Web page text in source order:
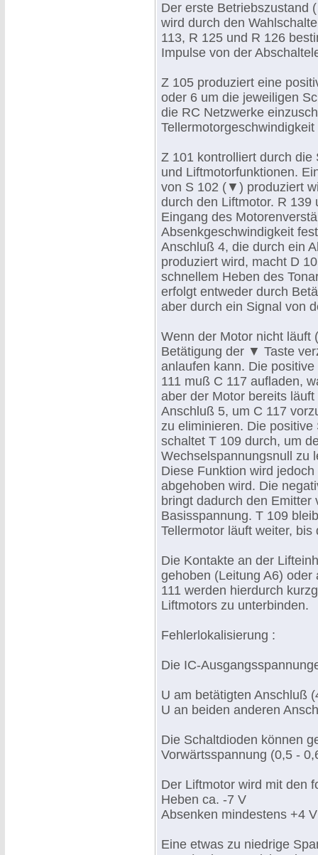
Der erste
wird durch den
113, R 125 und R 126
Impulse von der
Z 105 produziert eine
oder 6 um die jeweiligen
die RC Netzwerke
Z 101 kontrolliert durch die
und Liftmotorfunktionen.
von S 102 (▼) produziert
durch den Liftmotor. R 139
Eingang des
Absenkgeschwindigkeit
Anschluß 4, die durch ein
produziert wird, macht D
schnellem Heben des
erfolgt entweder durch
aber durch ein Signal von
Wenn der Motor nicht
Betätigung der ▼ Taste
anlaufen kann. Die
111 muß C 117 aufladen,
aber der Motor bereits
Anschluß 5, um C 117
zu eliminieren. Die
schaltet T 109 durch, um
Wechselspannungsnull zu
Diese Funktion wird
abgehoben wird. Die
bringt dadurch den
Basisspannung. T 109
Tellermotor läuft weiter,
Die Kontakte an der
gehoben (Leitung A6)
111 werden hierdurch
Liftmotors zu unterbinden.
Fehlerlokalisierung :
Die IC-
U am betätigten Anschluß
U an beiden anderen
Die Schaltdioden können
Vorwärtsspannung (0,5 -
Der Liftmotor wird mit den
Heben ca. -7 V
Absenken mindestens +4
Eine etwas zu niedrige